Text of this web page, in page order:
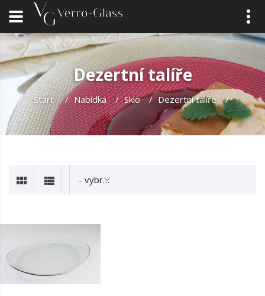
Dezertní talíře
Start / Nabídka / Sklo / Dezertní talíře /
- vybrat -